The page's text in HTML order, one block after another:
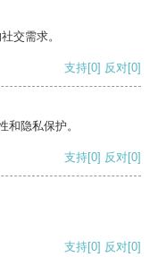
交需求。
支持[0] 反对[0]
和隐私保护。
支持[0] 反对[0]
支持[0] 反对[0]